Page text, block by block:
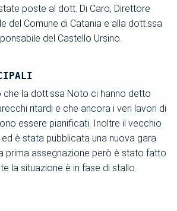
poste al dott. Di Caro, Direttore
del Comune di Catania e alla dott.ssa
del Castello Ursino.
che la dott.ssa Noto ci hanno detto
ritardi e che ancora i veri lavori di
essere pianificati. Inoltre il vecchio
è stata pubblicata una nuova gara
prima assegnazione però è stato fatto
la situazione è in fase di stallo.